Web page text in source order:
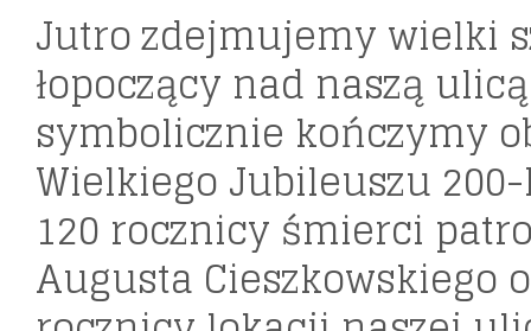
Jutro zdejmujemy wielki
łopoczący nad naszą
symbolicznie kończymy
Wielkiego Jubileuszu
120 rocznicy śmierci
Augusta Cieszkowskiego